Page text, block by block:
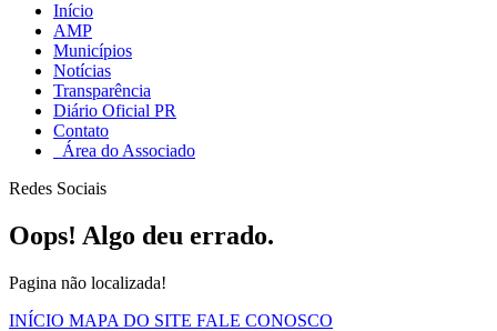
Início
AMP
Municípios
Notícias
Transparência
Diário Oficial PR
Contato
Área do Associado
Redes Sociais
Oops! Algo deu errado.
Pagina não localizada!
INÍCIO MAPA DO SITE FALE CONOSCO